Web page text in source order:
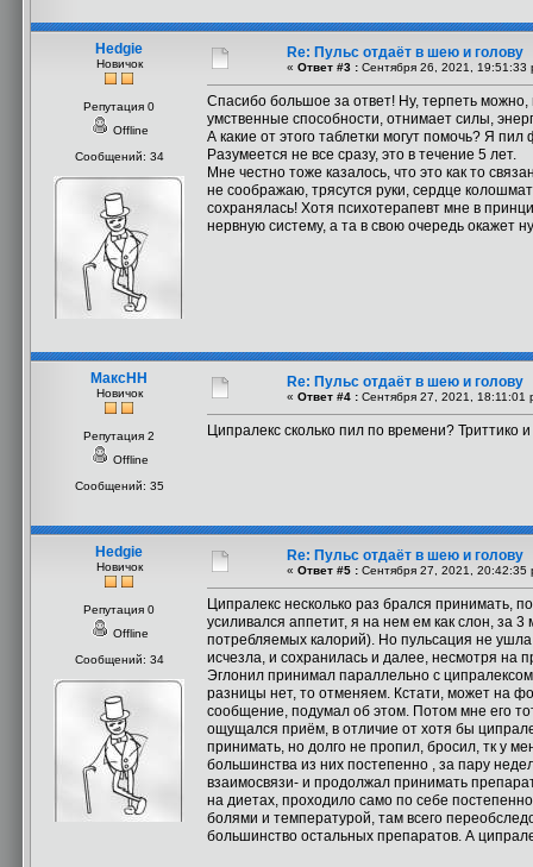
Hedgie
Новичок
Репутация 0
Offline
Сообщений: 34
Re: Пульс отдаёт в шею и голову
« Ответ #3 : Сентября 26, 2021, 19:51:33
Спасибо большое за ответ! Ну, терпеть можно,
умственные способности, отнимает силы,
А какие от этого таблетки могут помочь? Я
Разумеется не все сразу, это в течение 5 лет.
Мне честно тоже казалось, что это как то
не соображаю, трясутся руки, сердце
сохранялась! Хотя психотерапевт мне в
нервную систему, а та в свою очередь окажет
МаксНН
Новичок
Репутация 2
Offline
Сообщений: 35
Re: Пульс отдаёт в шею и голову
« Ответ #4 : Сентября 27, 2021, 18:11:01
Ципралекс сколько пил по времени? Триттико
Hedgie
Новичок
Репутация 0
Offline
Сообщений: 34
Re: Пульс отдаёт в шею и голову
« Ответ #5 : Сентября 27, 2021, 20:42:35
Ципралекс несколько раз брался принимать,
усиливался аппетит, я на нем ем как слон, за
потребляемых калорий). Но пульсация не
исчезла, и сохранилась и далее, несмотря на
Эглонил принимал параллельно с
разницы нет, то отменяем. Кстати, может на
сообщение, подумал об этом. Потом мне его
ощущался приём, в отличие от хотя бы
принимать, но долго не пропил, бросил, тк у
большинства из них постепенно , за пару
взаимосвязи- и продолжал принимать
на диетах, проходило само по себе
болями и температурой, там всего
большинство остальных препаратов. А